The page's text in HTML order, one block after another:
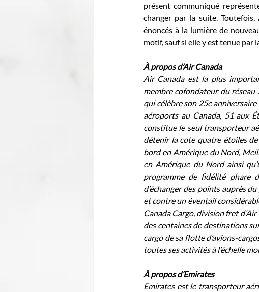
présent communiqué
changer par la suite. Toutefois,
énoncés à la lumière de
motif, sauf si elle y est tenue
À propos d’Air Canada
Air Canada est la plus
membre cofondateur du
qui célèbre son 25e anniversaire
aéroports au Canada, 51 aux
constitue le seul transporteur
détenir la cote quatre étoiles
bord en Amérique du Nord,
en Amérique du Nord ainsi
programme de fidélité phare
d’échanger des points auprès
et contre un éventail
Canada Cargo, division fret
des centaines de destinations
cargo de sa flotte d’avions-
toutes ses activités à l’échelle
À propos d’Emirates
Emirates est le transporteur